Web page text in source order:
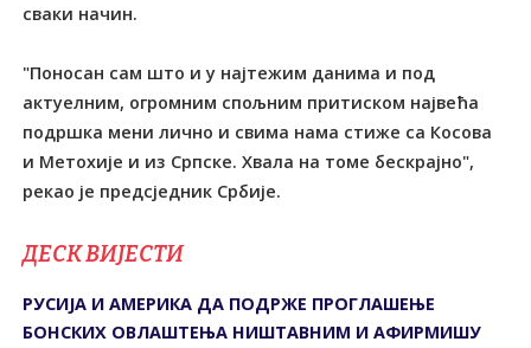
сваки начин.
"Поносан сам што и у најтежим данима и под
актуелним, огромним спољним притиском највећа
подршка мени лично и свима нама стиже са Косова
и Метохије и из Српске. Хвала на томе бескрајно",
рекао је предсједник Србије.
ДЕСК ВИЈЕСТИ
РУСИЈА И АМЕРИКА ДА ПОДРЖЕ ПРОГЛАШЕЊЕ
БОНСКИХ ОВЛАШТЕЊА НИШТАВНИМ И АФИРМИШУ